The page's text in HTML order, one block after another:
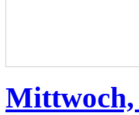
Mittwoch,